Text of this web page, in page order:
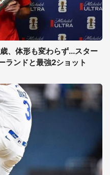
、体形も変わらず...スター
ランドと最強2ショット